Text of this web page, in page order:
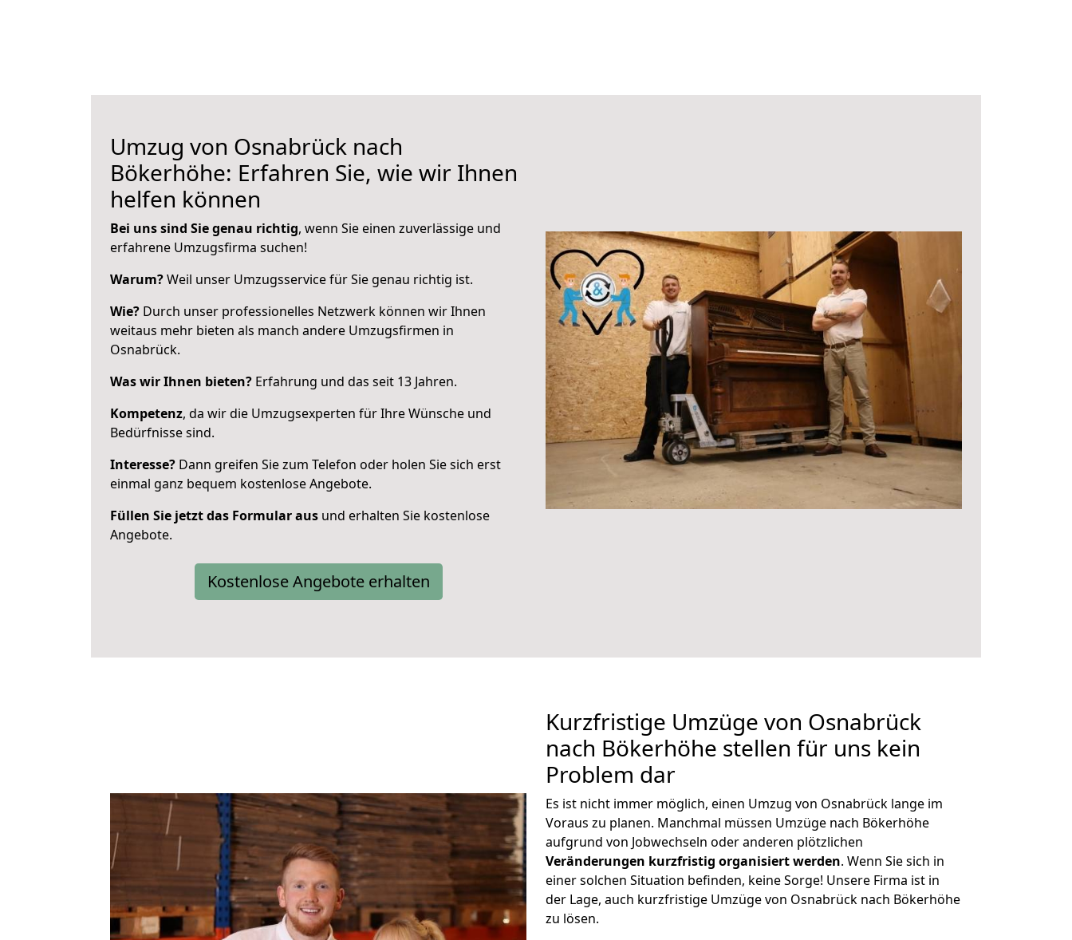
Umzug von Osnabrück nach
Bökerhöhe: Erfahren Sie, wie wir Ihnen
helfen können
Bei uns sind Sie genau richtig, wenn Sie einen zuverlässige und
erfahrene Umzugsfirma suchen!
Warum?Weil unser Umzugsservice für Sie genau richtig ist.
Wie? Durch unser professionelles Netzwerk können wir Ihnen
weitaus mehr bieten als manch andere Umzugsfirmen in
Osnabrück.
Was wir Ihnen bieten? Erfahrung und das seit 13 Jahren.
Kompetenz, da wir die Umzugsexperten für Ihre Wünsche und
Bedürfnisse sind.
Interesse? Dann greifen Sie zum Telefon oder holen Sie sich erst
einmal ganz bequem kostenlose Angebote.
Füllen Sie jetzt das Formular aus und erhalten Sie kostenlose
Angebote.
Kostenlose Angebote erhalten
Kurzfristige Umzüge von Osnabrück
nach Bökerhöhe stellen für uns kein
Problem dar
Es ist nicht immer möglich, einen Umzug von Osnabrück lange im
Voraus zu planen. Manchmal müssen Umzüge nach Bökerhöhe
aufgrund von Jobwechseln oder anderen plötzlichen
Veränderungen kurzfristig organisiert werden. Wenn Sie sich in
einer solchen Situation befinden, keine Sorge! Unsere Firma ist in
der Lage, auch kurzfristige Umzüge von Osnabrück nach Bökerhöhe
zu lösen.